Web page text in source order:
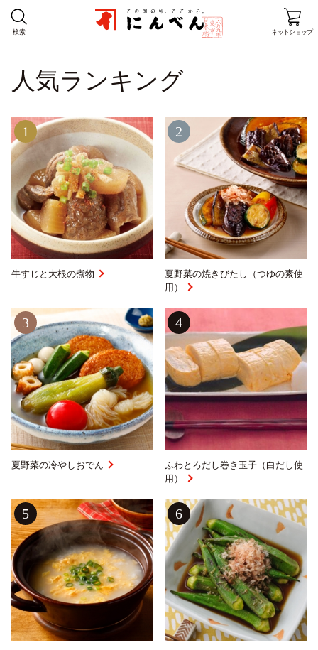
検索 ネットショップ
ホーム
レシピ
店舗情報
にんべんとは
企業情報
プライバシーポリシー
サイトポリシー
サイトマップ
人気ランキング
牛すじと大根の煮物
1
夏野菜の焼きびたし（つゆの素使
用）
2
夏野菜の冷やしおでん
3
ふわとろだし巻き玉子（白だし使
用）
4
5 6